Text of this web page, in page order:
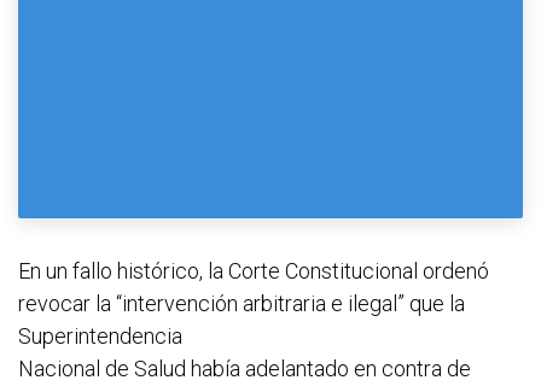
En un fallo histórico, la Corte Constitucional ordenó
revocar la “intervención arbitraria e ilegal” que la
Superintendencia
Nacional de Salud había adelantado en contra de